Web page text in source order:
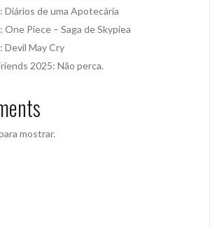
Diários de uma Apotecária
Piece – Saga de Skypiea
Devil May Cry
2025: Não perca.
mostrar.